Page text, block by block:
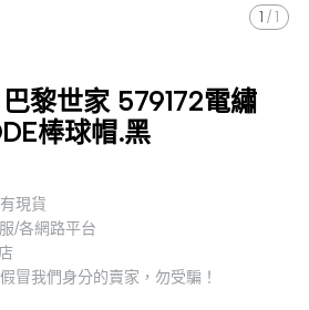
1 / 1
黎世家 579172電繡
棒球帽.黑
現貨
/各網路平台
冒我們身分的賣家，勿受騙！